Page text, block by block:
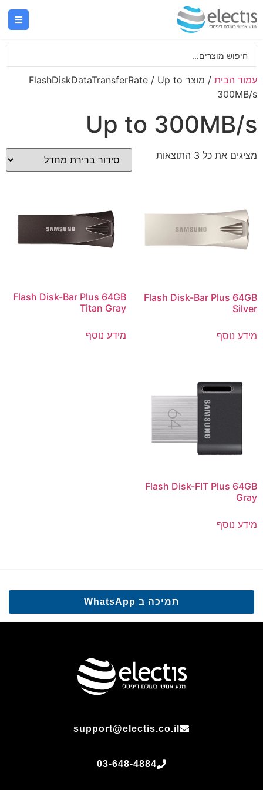
עמוד הבית
/ מוצר FlashDiskDataTransferRate / Up to
300MB/s
Up to 300MB/s
מציגים את כל ⁦3⁩ התוצאות
Flash Disk-Bar Plus 64GB
Silver
מידע נוסף
Flash Disk-Bar Plus 64GB
Titan Gray
מידע נוסף
Flash Disk-FIT Plus 64GB
Gray
מידע נוסף
תמיכה ב WhatsApp
support@electis.co.il
03-648-4884